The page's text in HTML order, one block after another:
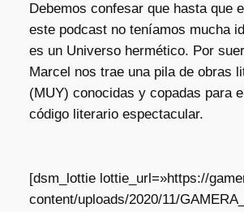
Debemos confesar que hasta que
este podcast no teníamos mucha
es un Universo hermético. Por
Marcel nos trae una pila de obras
(MUY) conocidas y copadas para
código literario espectacular.
[dsm_lottie lottie_url=»https://
content/uploads/2020/11/